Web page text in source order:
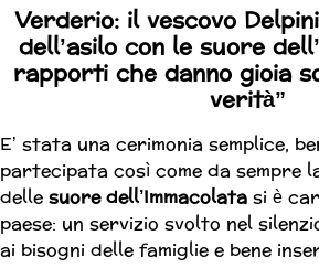
Verderio: il vescovo
dell’asilo con le suore
rapporti che danno gioia
verità”
E’ stata una cerimonia semplice,
partecipata così come da sempre
dellesuore dell’Immacolatasi è
paese: un servizio svolto nel
ai bisogni delle famiglie e bene